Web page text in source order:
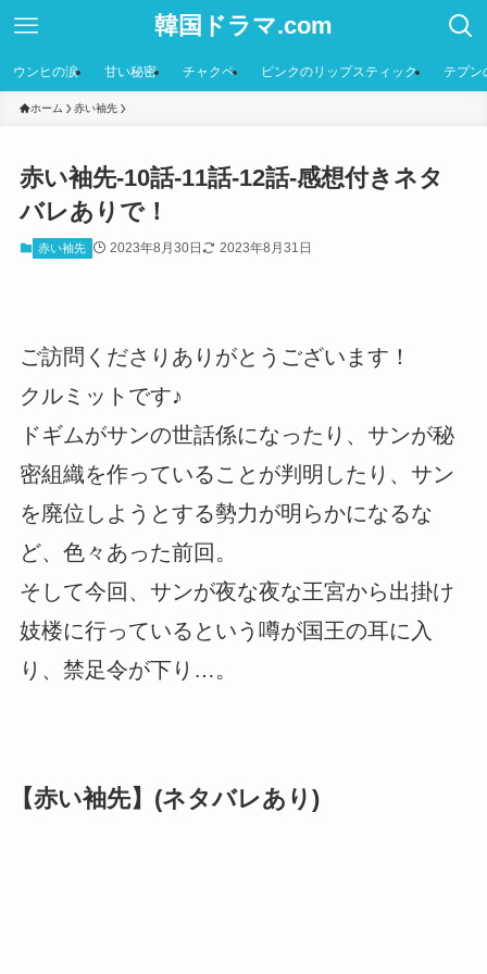
韓国ドラマ.com
ウンヒの涙 甘い秘密 チャクペ ピンクのリップスティック テプン
ホーム 赤い袖先
赤い袖先-10話-11話-12話-感想付きネタ
バレありで！
赤い袖先 2023年8月30日 2023年8月31日
ご訪問くださりありがとうございます！
クルミットです♪
ドギムがサンの世話係になったり、サンが秘
密組織を作っていることが判明したり、サン
を廃位しようとする勢力が明らかになるな
ど、色々あった前回。
そして今回、サンが夜な夜な王宮から出掛け
妓楼に行っているという噂が国王の耳に入
り、禁足令が下り…。
【赤い袖先】(ネタバレあり)